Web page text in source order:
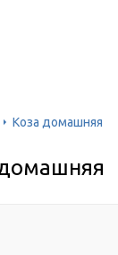
Коза домашняя